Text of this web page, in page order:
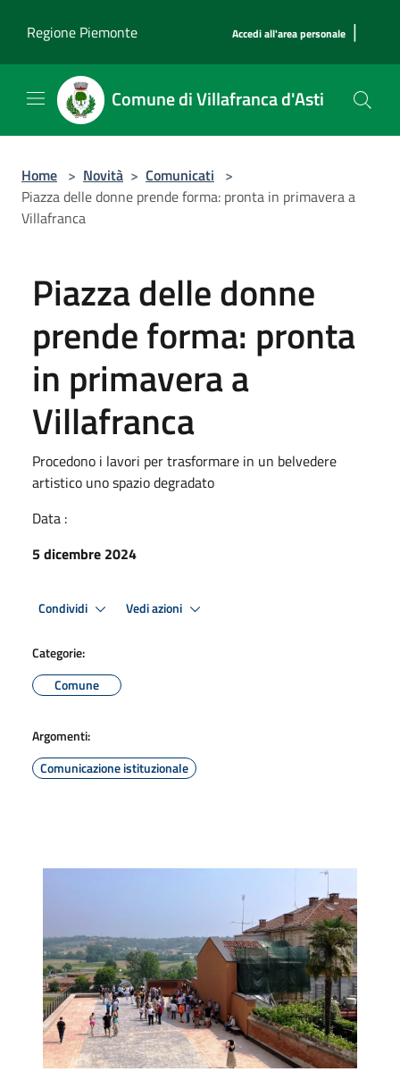
Regione Piemonte
Accedi all'area personale |
Comune di Villafranca d'Asti
Home > Novità > Comunicati >
Piazza delle donne prende forma: pronta in primavera a
Villafranca
Piazza delle donne
prende forma: pronta
in primavera a
Villafranca
Procedono i lavori per trasformare in un belvedere
artistico uno spazio degradato
Data :
5 dicembre 2024
Condividi Vedi azioni
Categorie:
Comune
Argomenti:
Comunicazione istituzionale